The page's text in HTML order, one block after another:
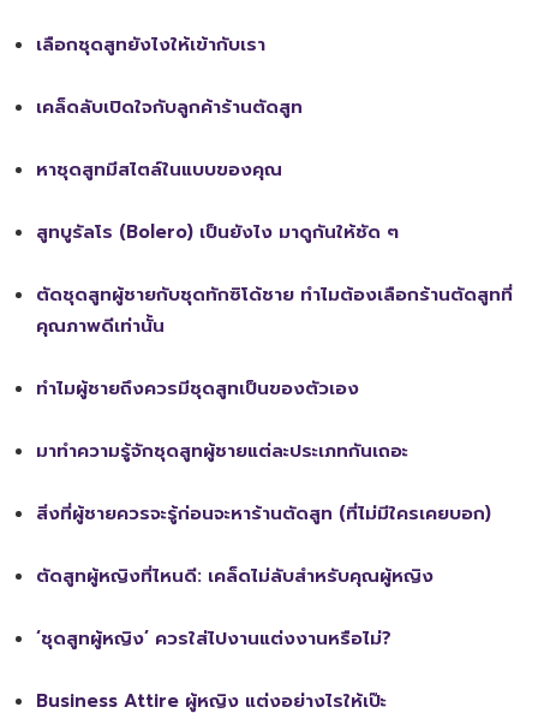
เลือกชุดสูทยังไงให้เข้ากับเรา
เคล็ดลับเปิดใจกับลูกค้าร้านตัดสูท
หาชุดสูทมีสไตล์ในแบบของคุณ
สูทบูรัลโร (Bolero) เป็นยังไง มาดูกันให้ชัด ๆ
ตัดชุดสูทผู้ชายกับชุดทักซิโด้ชาย ทำไมต้องเลือกร้านตัดสูทที่
คุณภาพดีเท่านั้น
ทำไมผู้ชายถึงควรมีชุดสูทเป็นของตัวเอง
มาทำความรู้จักชุดสูทผู้ชายแต่ละประเภทกันเถอะ
สิ่งที่ผู้ชายควรจะรู้ก่อนจะหาร้านตัดสูท (ที่ไม่มีใครเคยบอก)
ตัดสูทผู้หญิงที่ไหนดี: เคล็ดไม่ลับสำหรับคุณผู้หญิง
‘ชุดสูทผู้หญิง’ ควรใส่ไปงานแต่งงานหรือไม่?
Business Attire ผู้หญิง แต่งอย่างไรให้เป๊ะ